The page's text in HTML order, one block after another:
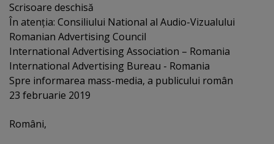
Scrisoare deschisă
În atenţia: Consiliului National al Audio-Vizualului
Romanian Advertising Council
International Advertising Association – Romania
International Advertising Bureau - Romania
Spre informarea mass-media, a publicului român
23 februarie 2019
Români,